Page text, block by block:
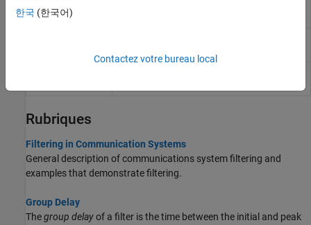
Transmit Filter
Rubriques
Filtering in Communication Systems
General description of communications system filtering and
examples that demonstrate filtering.
Group Delay
Thegroup delayof a filter is the time between the initial and peak
한국 (한국어)
Contactez votre bureau local